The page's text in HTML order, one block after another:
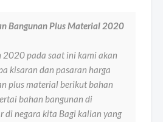
Bangunan Plus Material 2020
pada saat ini kami akan
kisaran dan pasaran harga
plus material berikut bahan
bahan bangunan di
di negara kita Bagi kalian yang